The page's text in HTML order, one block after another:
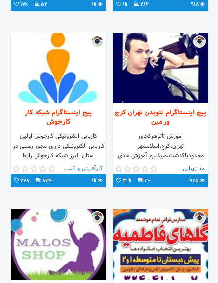
282
1k
1k
52
17k
پیج اینستاگرام تتوبدن تهران کرج
ورامین
آموزش تأتوهرکجای
تهران،کرج،اسلامشهر
محدودپاکدشت،میپذیرم آموزش عادی
و3بعدی💯تضمینی😊جوابگوفقط👈
دایرکت esfand↔إسفندماهی tehran
👑🚩💯 flow=flow
مد زیبایی
30
32k
پیج اینستاگرام شبکه کار
کارجوش
کاریابی الکترونیکی کارجوش اولین
کاریابی الکترونیکی دارای مجوز رسمی در
استان البرز شبکه کارجوش رابط
الکترونیکی کاریابی کارا کرج ( اولین
کاریابی استان البرز _ تاسیس 1379)
کارآفرینی و کسب و کار
1k
834
278